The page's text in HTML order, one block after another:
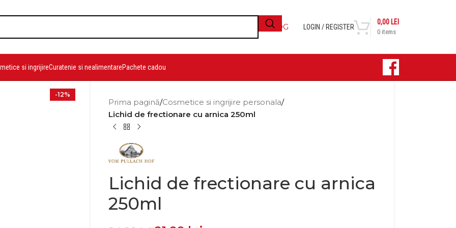
BLOG LOGIN / REGISTER
0 items
0,00 LEI
si ingrijireCuratenie si nealimentarePachete cadou
-12%
Prima pagină/Cosmetice si ingrijire personala/
Lichid de frectionare cu arnica 250ml
Lichid de frectionare cu arnica
250ml